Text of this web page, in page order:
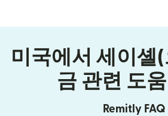
미국에서 세이셸
금 관련 도움
Remitly FAQ